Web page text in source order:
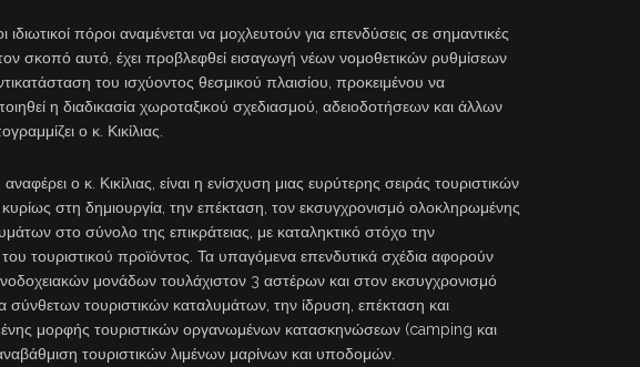
πόροι αναμένεται να μοχλευτούν για επενδύσεις σε σημαντικές
σκοπό αυτό, έχει προβλεφθεί εισαγωγή νέων νομοθετικών ρυθμίσεων
του ισχύοντος θεσμικού πλαισίου, προκειμένου να
η διαδικασία χωροταξικού σχεδιασμού, αδειοδοτήσεων και άλλων
ο κ. Κικίλιας.
ο κ. Κικίλιας, είναι η ενίσχυση μιας ευρύτερης σειράς τουριστικών
στη δημιουργία, την επέκταση, τον εκσυγχρονισμό ολοκληρωμένης
στο σύνολο της επικράτειας, με καταληκτικό στόχο την
τουριστικού προϊόντος. Τα υπαγόμενα επενδυτικά σχέδια αφορούν
μονάδων τουλάχιστον 3 αστέρων και στον εκσυγχρονισμό
σύνθετων τουριστικών καταλυμάτων, την ίδρυση, επέκταση και
μορφής τουριστικών οργανωμένων κατασκηνώσεων (camping και
τουριστικών λιμένων μαρίνων και υποδομών.